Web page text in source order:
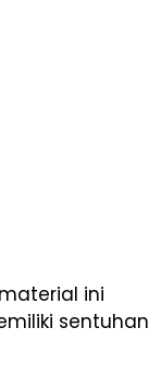
ini
sentuhan